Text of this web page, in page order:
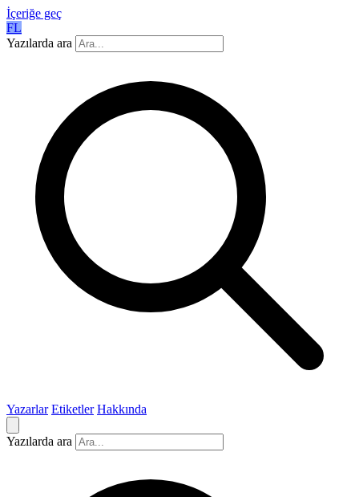
İçeriğe geç
FL
Yazılarda ara
Yazarlar Etiketler Hakkında
Yazılarda ara